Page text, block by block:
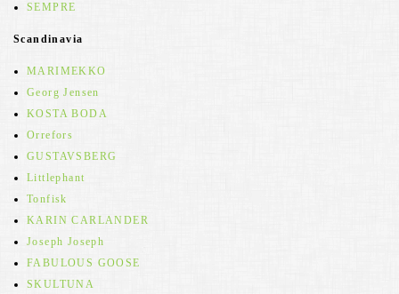
SEMPRE
Scandinavia
MARIMEKKO
Georg Jensen
KOSTA BODA
Orrefors
GUSTAVSBERG
Littlephant
Tonfisk
KARIN CARLANDER
Joseph Joseph
FABULOUS GOOSE
SKULTUNA